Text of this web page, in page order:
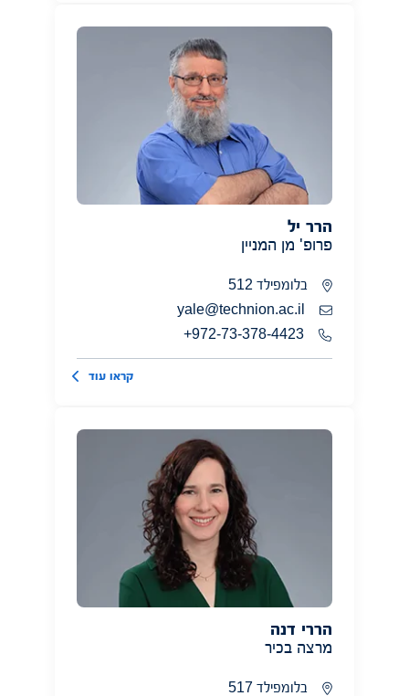
הרר יל
פרופ' מן המניין
בלומפילד 512
קראו עוד
הררי דנה
מרצה בכיר
בלומפילד 517